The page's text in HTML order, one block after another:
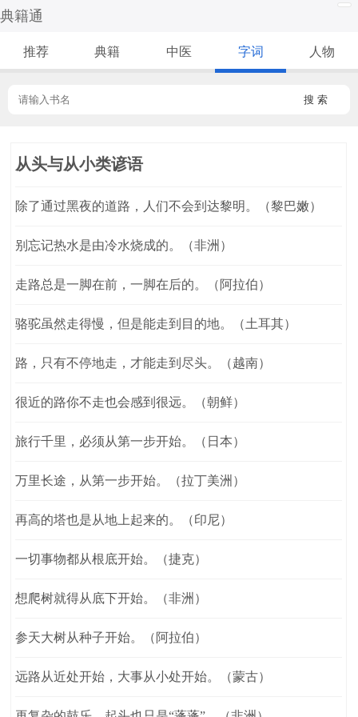
典籍通
推荐 典籍 中医 字词 人物
搜 索
从头与从小类谚语
除了通过黑夜的道路，人们不会到达黎明。（黎巴嫩）
别忘记热水是由冷水烧成的。（非洲）
走路总是一脚在前，一脚在后的。（阿拉伯）
骆驼虽然走得慢，但是能走到目的地。（土耳其）
路，只有不停地走，才能走到尽头。（越南）
很近的路你不走也会感到很远。（朝鲜）
旅行千里，必须从第一步开始。（日本）
万里长途，从第一步开始。（拉丁美洲）
再高的塔也是从地上起来的。（印尼）
一切事物都从根底开始。（捷克）
想爬树就得从底下开始。（非洲）
参天大树从种子开始。（阿拉伯）
远路从近处开始，大事从小处开始。（蒙古）